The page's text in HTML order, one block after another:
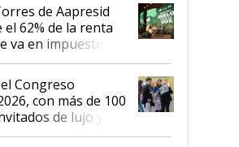
de Aapresid
62% de la renta
va en impuestos:
que en
sigan discutiendo
cosas de hace 50
Congreso
con más de 100
de lujo y